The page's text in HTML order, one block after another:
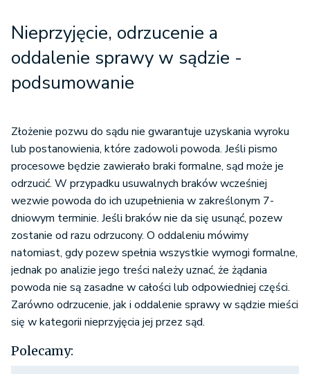
Nieprzyjęcie, odrzucenie a
oddalenie sprawy w sądzie -
podsumowanie
Złożenie pozwu do sądu nie gwarantuje uzyskania wyroku
lub postanowienia, które zadowoli powoda. Jeśli pismo
procesowe będzie zawierało braki formalne, sąd może je
odrzucić. W przypadku usuwalnych braków wcześniej
wezwie powoda do ich uzupełnienia w zakreślonym 7-
dniowym terminie. Jeśli braków nie da się usunąć, pozew
zostanie od razu odrzucony. O oddaleniu mówimy
natomiast, gdy pozew spełnia wszystkie wymogi formalne,
jednak po analizie jego treści należy uznać, że żądania
powoda nie są zasadne w całości lub odpowiedniej części.
Zarówno odrzucenie, jak i oddalenie sprawy w sądzie mieści
się w kategorii nieprzyjęcia jej przez sąd.
Polecamy: